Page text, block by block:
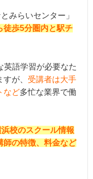
みらいセンター」
徒歩5分圏内と駅チ
英語学習が必要なた
が、 受講者は大手
など多忙な業界で働
校のスクール情報
師の特徴、料金など